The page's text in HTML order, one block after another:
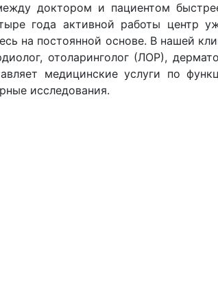
доктором и пациентом
года активной работы центр
на постоянной основе. В нашей
отоларинголог (ЛОР),
медицинские услуги по
исследования.